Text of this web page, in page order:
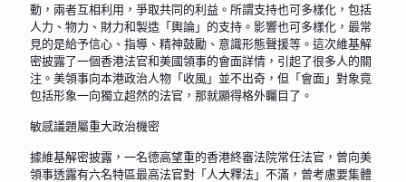
動，兩者互相利用，爭取共同的利益。所謂支持也可多樣化，包括
人力、物力、財力和製造「輿論」的支持。影響也可多樣化，最常
見的是給予信心、指導、精神鼓勵、意識形態聲援等。這次維基解
密披露了一個香港法官和美國領事的會面詳情，引起了很多人的關
注。美領事向本港政治人物「收風」並不出奇，但「會面」對象竟
包括形象一向獨立超然的法官，那就顯得格外矚目了。
敏感議題屬重大政治機密
據維基解密披露，一名德高望重的香港終審法院常任法官，曾向美
領事透露有六名特區最高法官對「人大釋法」不滿，曾考慮要集體